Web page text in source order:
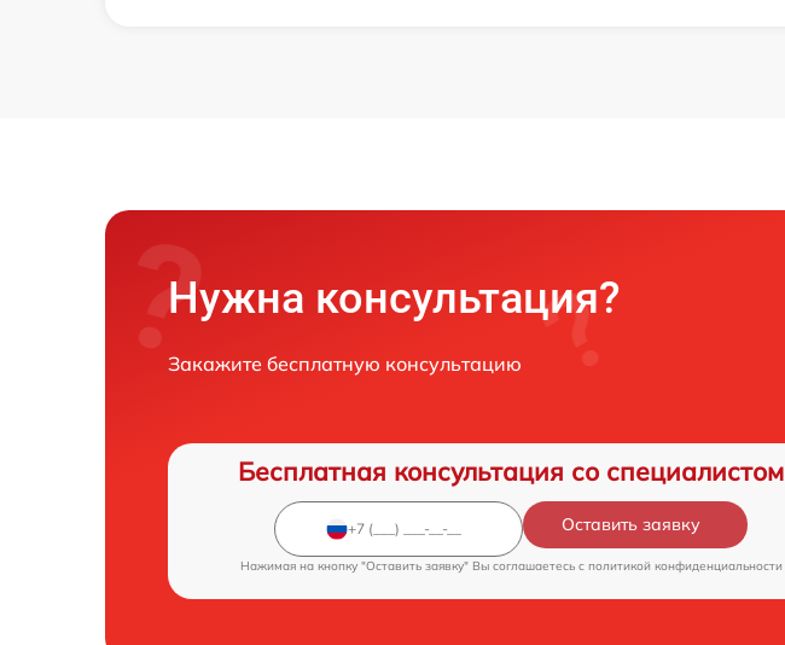
Нужна консультация?
Закажите бесплатную консультацию
Бесплатная консультация со специалистом
Оставить заявку
Нажимая на кнопку "Оставить заявку" Вы соглашаетесь c политикой конфиденциальности